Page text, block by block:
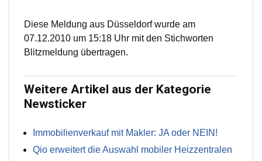
Diese Meldung aus Düsseldorf wurde am
07.12.2010 um 15:18 Uhr mit den Stichworten
Blitzmeldung übertragen.
Weitere Artikel aus der Kategorie
Newsticker
Immobilienverkauf mit Makler: JA oder NEIN!
Qio erweitert die Auswahl mobiler Heizzentralen